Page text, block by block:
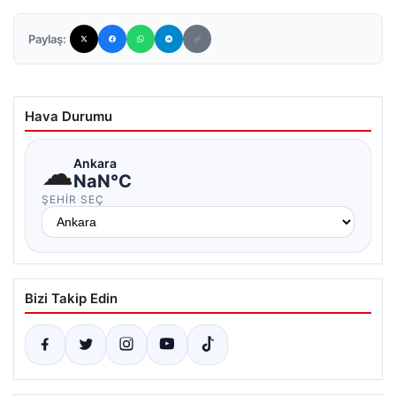
Paylaş:
Hava Durumu
☁Ankara
NaN°C
ŞEHIR SEÇ
Bizi Takip Edin